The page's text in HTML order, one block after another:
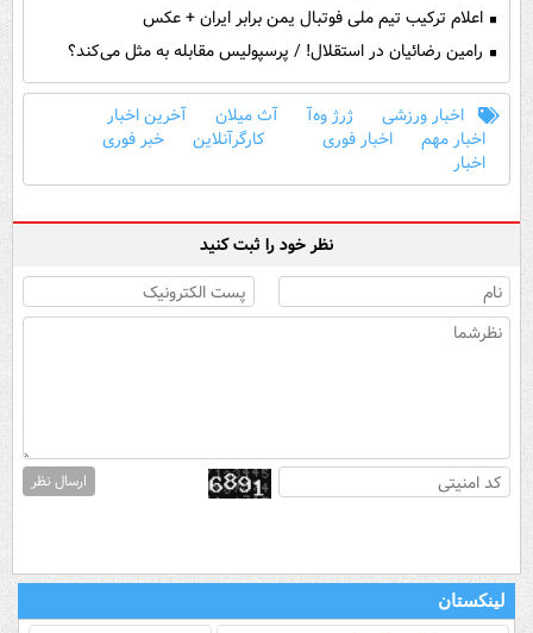
اعلام ترکیب تیم ملی فوتبال یمن برابر ایران + عکس
رامین رضائیان در استقلال! / پرسپولیس مقابله به مثل می‌کند؟
اخبار ورزشی ژرژ وه‌آ آث میلان
آخرین اخبار
اخبار مهم
اخبار فوری کارگرآنلاین
خبر فوری
اخبار
نظر خود را ثبت کنید
ارسال نظر
لینکستان